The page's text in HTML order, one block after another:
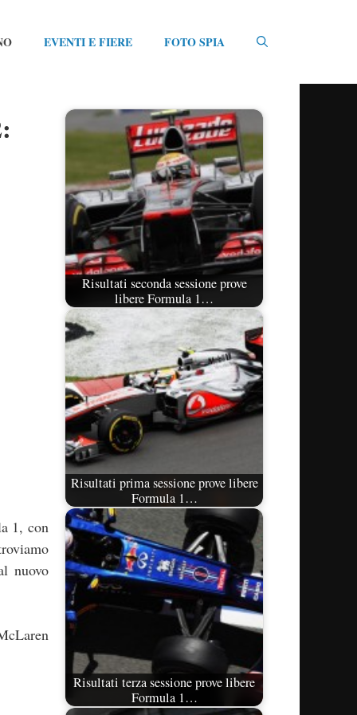
EVENTI E FIERE FOTO SPIA
1, con
nuovo
Risultati seconda sessione prove
libere Formula 1…
Risultati prima sessione prove libere
Formula 1…
Risultati terza sessione prove libere
Formula 1…